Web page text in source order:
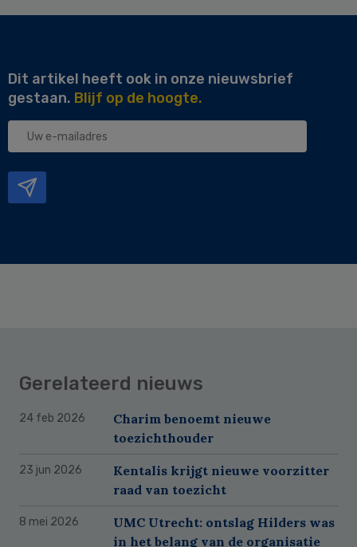
Dit artikel heeft ook in onze nieuwsbrief
gestaan. Blijf op de hoogte.
Uw
Gerelateerd nieuws
24 feb 2026
Charim benoemt nieuwe
toezichthouder
23 jun 2026
Kentalis krijgt nieuwe voorzitter
raad van toezicht
8 mei 2026
UMC Utrecht: ontslag Hilders was
in het belang van de organisatie